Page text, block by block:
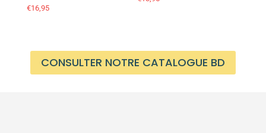
€16,95
CONSULTER NOTRE CATALOGUE BD